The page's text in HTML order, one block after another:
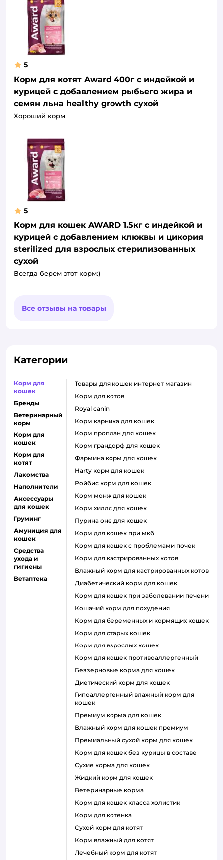
5
Корм для котят Award 400г с индейкой и
курицей с добавлением рыбьего жира и
семян льна healthy growth сухой
Хороший корм
5
Корм для кошек AWARD 1.5кг с индейкой и
курицей с добавлением клюквы и цикория
sterilized для взрослых стерилизованных
сухой
Всегда берем этот корм:)
Все отзывы на товары
Категории
Корм для
кошек
Бренды
Ветеринарный
корм
Корм для
кошек
Корм для
котят
Лакомства
Наполнители
Аксессуары
для кошек
Груминг
Амуниция для
кошек
Средства
ухода и
гигиены
Ветаптека
товары для кошек интернет магазин
корм для котов
royal canin
корм карника для кошек
корм проплан для кошек
корм грандорф для кошек
фармина корм для кошек
harty корм для кошек
ройбис корм для кошек
корм монж для кошек
корм хиллс для кошек
пурина оне для кошек
корм для кошек при мкб
корм для кошек с проблемами почек
Корм для кастрированных котов
влажный корм для кастрированных котов
диабетический корм для кошек
корм для кошек при заболевании печени
кошачий корм для похудения
корм для беременных и кормящих кошек
корм для старых кошек
корм для взрослых кошек
корм для кошек противоаллергенный
беззерновые корма для кошек
диетический корм для кошек
гипоаллергенный влажный корм для
кошек
премиум корма для кошек
влажный корм для кошек премиум
премиальный сухой корм для кошек
корм для кошек без курицы в составе
сухие корма для кошек
жидкий корм для кошек
ветеринарные корма
корм для кошек класса холистик
корм для котенка
сухой корм для котят
корм влажный для котят
лечебный корм для котят